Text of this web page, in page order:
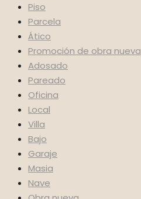
Piso
Parcela
Ático
Promoción de obra nueva
Adosado
Pareado
Oficina
Local
Villa
Bajo
Garaje
Masia
Nave